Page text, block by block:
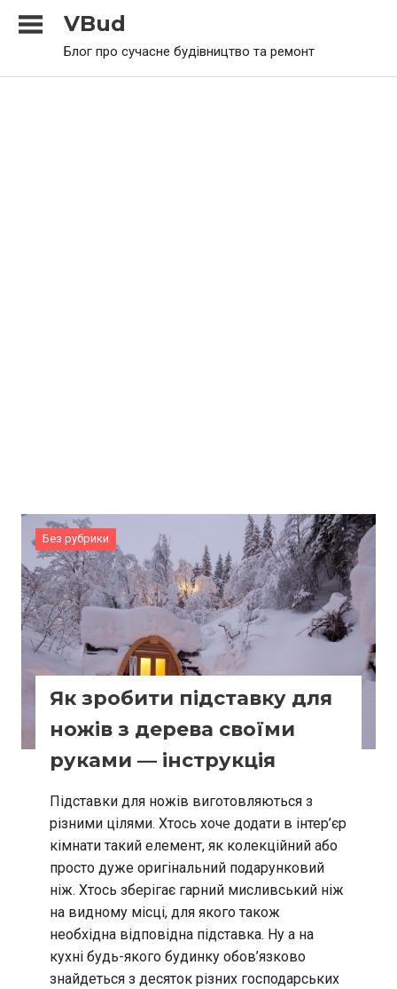
VBud
Блог про сучасне будівництво та ремонт
Без рубрики
Як зробити підставку для
ножів з дерева своїми
руками — інструкція
Підставки для ножів виготовляються з
різними цілями. Хтось хоче додати в інтер’єр
кімнати такий елемент, як колекційний або
просто дуже оригінальний подарунковий
ніж. Хтось зберігає гарний мисливський ніж
на видному місці, для якого також
необхідна відповідна підставка. Ну а на
кухні будь-якого будинку обов’язково
знайдеться з десяток різних господарських